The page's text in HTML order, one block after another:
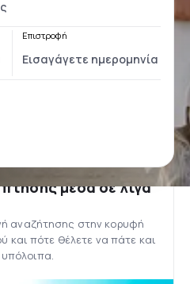
Επιστροφή
μέσα σε λίγα
αναζήτησης στην κορυφή
και πότε θέλετε να πάτε και